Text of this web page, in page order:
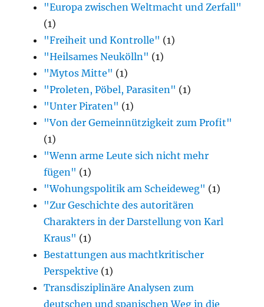
"Europa zwischen Weltmacht und Zerfall"
(1)
"Freiheit und Kontrolle" (1)
"Heilsames Neukölln" (1)
"Mytos Mitte" (1)
"Proleten, Pöbel, Parasiten" (1)
"Unter Piraten" (1)
"Von der Gemeinnützigkeit zum Profit"
(1)
"Wenn arme Leute sich nicht mehr
fügen" (1)
"Wohungspolitik am Scheideweg" (1)
"Zur Geschichte des autoritären
Charakters in der Darstellung von Karl
Kraus" (1)
Bestattungen aus machtkritischer
Perspektive (1)
Transdisziplinäre Analysen zum
deutschen und spanischen Weg in die